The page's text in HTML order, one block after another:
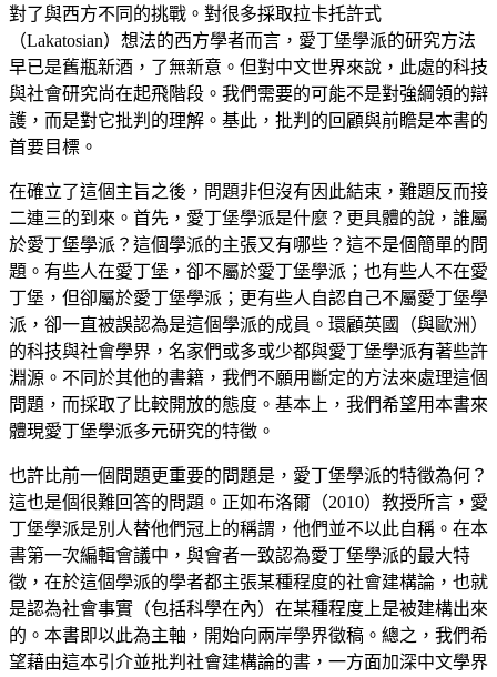
對了與西方不同的挑戰。對很多採取拉卡托許式
（Lakatosian）想法的西方學者而言，愛丁堡學派的研究方法
早已是舊瓶新酒，了無新意。但對中文世界來說，此處的科技
與社會研究尚在起飛階段。我們需要的可能不是對強綱領的辯
護，而是對它批判的理解。基此，批判的回顧與前瞻是本書的
首要目標。
在確立了這個主旨之後，問題非但沒有因此結束，難題反而接
二連三的到來。首先，愛丁堡學派是什麼？更具體的說，誰屬
於愛丁堡學派？這個學派的主張又有哪些？這不是個簡單的問
題。有些人在愛丁堡，卻不屬於愛丁堡學派；也有些人不在愛
丁堡，但卻屬於愛丁堡學派；更有些人自認自己不屬愛丁堡學
派，卻一直被誤認為是這個學派的成員。環顧英國（與歐洲）
的科技與社會學界，名家們或多或少都與愛丁堡學派有著些許
淵源。不同於其他的書籍，我們不願用斷定的方法來處理這個
問題，而採取了比較開放的態度。基本上，我們希望用本書來
體現愛丁堡學派多元研究的特徵。
也許比前一個問題更重要的問題是，愛丁堡學派的特徵為何？
這也是個很難回答的問題。正如布洛爾（2010）教授所言，愛
丁堡學派是別人替他們冠上的稱謂，他們並不以此自稱。在本
書第一次編輯會議中，與會者一致認為愛丁堡學派的最大特
徵，在於這個學派的學者都主張某種程度的社會建構論，也就
是認為社會事實（包括科學在內）在某種程度上是被建構出來
的。本書即以此為主軸，開始向兩岸學界徵稿。總之，我們希
望藉由這本引介並批判社會建構論的書，一方面加深中文學界